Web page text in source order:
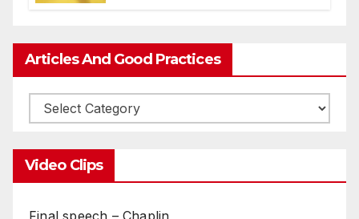
Articles And Good Practices
Video Clips
Final speech – Chaplin